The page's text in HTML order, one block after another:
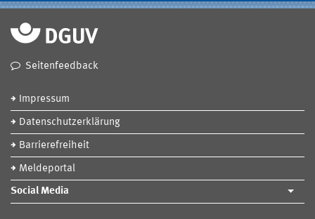
Seitenfeedback
Impressum
Datenschutzerklärung
Barrierefreiheit
Meldeportal
Social Media